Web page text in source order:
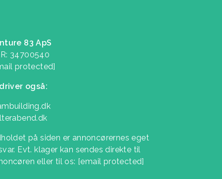
83 ApS
34700540
protected]
også:
på siden er annoncørernes eget
Evt. klager kan sendes direkte til
eller til os: [email protected]